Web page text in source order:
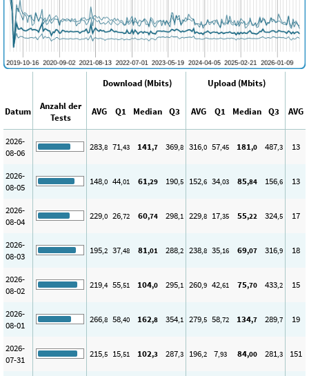
Download (Mbits) Upload (Mbits)
Datum
Anzahl der
Tests
AVG Q1 Median Q3 AVG Q1 Median Q3 AVG
2026-
08-06
283,8 71,43 141,7 369,8 316,0 57,45 181,0 487,3 13
2026-
08-05
148,0 44,01 61,29 190,5 152,6 34,03 85,84 156,6 13
2026-
08-04
229,0 26,72 60,74 298,1 229,8 17,35 55,22 324,5 17
2026-
08-03
195,2 37,48 81,01 288,2 238,8 35,16 69,07 316,9 18
2026-
08-02
219,4 55,51 104,0 295,1 260,9 42,61 75,70 433,2 15
2026-
08-01
266,8 58,40 162,8 354,1 279,5 58,72 134,7 289,7 19
2026-
07-31
215,5 15,51 102,3 287,3 196,2 7,93 84,00 281,3 151